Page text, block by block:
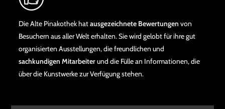
Die Alte Pinakothek hatausgezeichnete Bewertungen von
Besuchern aus aller Welt erhalten. Sie wird gelobt für ihre gut
organisierten Ausstellungen, die freundlichen und
sachkundigen Mitarbeiterund die Fülle an Informationen, die
über die Kunstwerke zur Verfügung stehen.